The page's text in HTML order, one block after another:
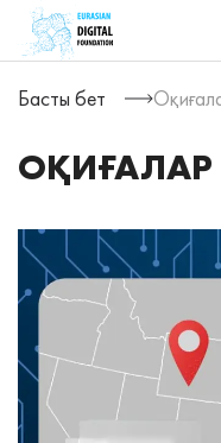
Басты бет
ОҚИҒАЛАР